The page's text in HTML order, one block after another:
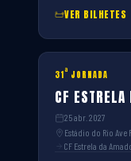
VER BILHETES
31ª JORNADA
CF ESTRELA
25 abr. 2027
Estádio do Rio Ave
CF Estrela da